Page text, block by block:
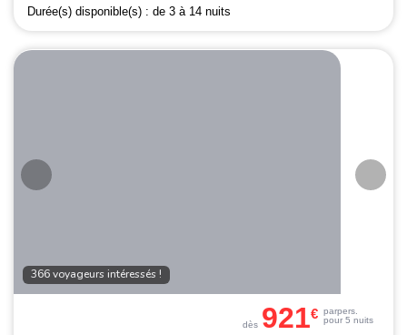
Durée(s) disponible(s) : de 3 à 14 nuits
366 voyageurs intéressés !
dès 921€ parpers.
pour 5 nuits